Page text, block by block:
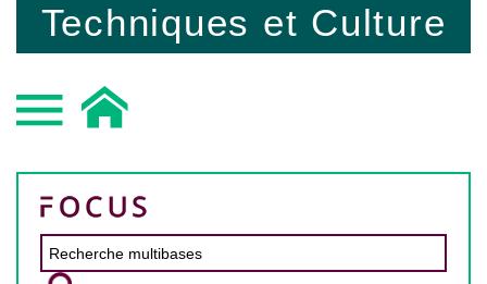
Techniques et Culture